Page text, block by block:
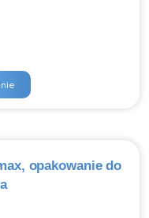
opakowanie do